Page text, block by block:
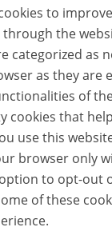
to
the
categorized as
as they are
of
cookies that
use this
browser only
to opt-out
of these